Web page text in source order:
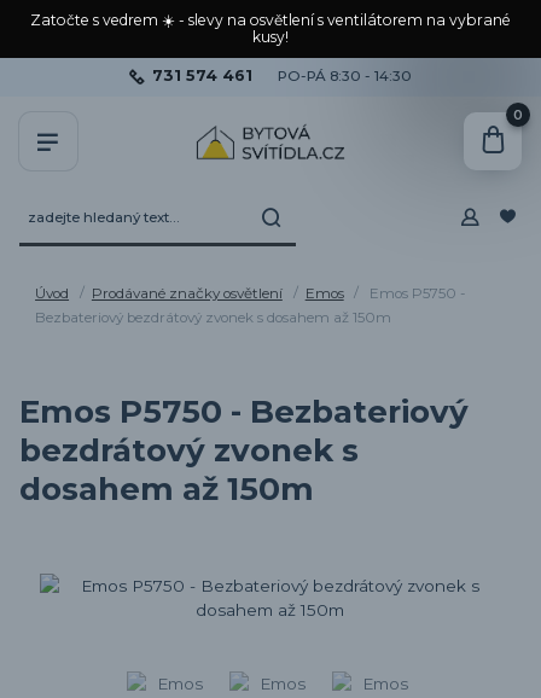
Zatočte s vedrem ☀️ - slevy na osvětlení s ventilátorem na vybrané
kusy!
731 574 461 PO-PÁ 8:30 - 14:30
0
Úvod Prodávané značky osvětlení Emos
Emos P5750 -
Bezbateriový bezdrátový zvonek s dosahem až 150m
Emos P5750 - Bezbateriový
bezdrátový zvonek s
dosahem až 150m